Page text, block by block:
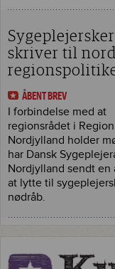
Sygeplejersker
skriver til
ÅBENT BREV
I forbindelse med at
regionsrådet i Region
Nordjylland holder
har Dansk
Nordjylland sendt en
at lytte til
nødråb.